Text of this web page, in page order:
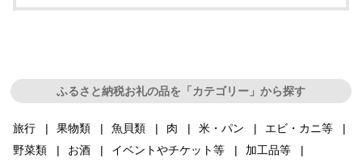
ふるさと納税お礼の品を「カテゴリー」から探す
旅行 果物類 魚貝類 肉 米・パン
エビ・カニ等
野菜類
お酒 イベントやチケット等
加工品等